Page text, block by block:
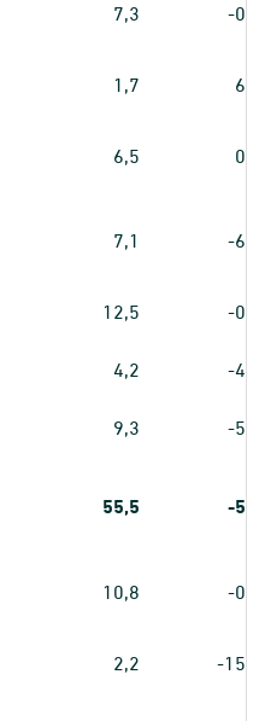
7,3 -
1,7
6,5
7,1 -
12,5 -
4,2 -
9,3 -
55,5 -
10,8 -
2,2 -